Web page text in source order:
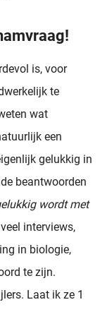
is, voor
te
wat
een
gelukkig in
beantwoorden
wordt met
interviews,
in biologie,
te zijn.
Laat ik ze 1